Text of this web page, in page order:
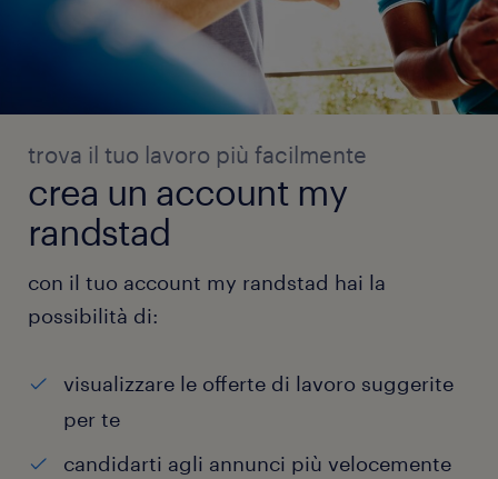
trova il tuo lavoro più facilmente
crea un account my
randstad
con il tuo account my randstad hai la
possibilità di:
visualizzare le offerte di lavoro suggerite
per te
candidarti agli annunci più velocemente